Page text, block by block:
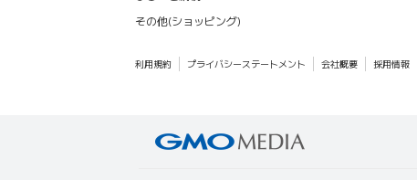
その他(ショッピング)
利用規約 プライバシーステートメント 会社概要 採用情報